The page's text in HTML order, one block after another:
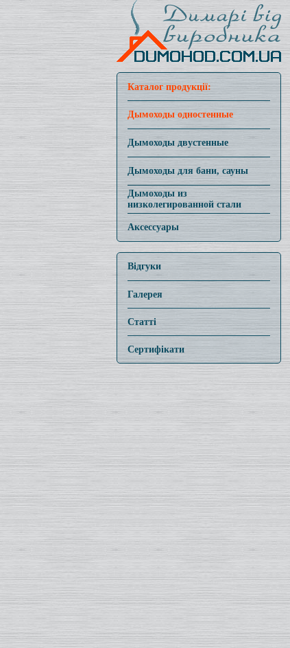
Каталог продукції:
Дымоходы одностенные
Дымоходы двустенные
Дымоходы для бани, сауны
Дымоходы из
низколегированной стали
Аксессуары
Відгуки
Галерея
Статті
Сертифікати